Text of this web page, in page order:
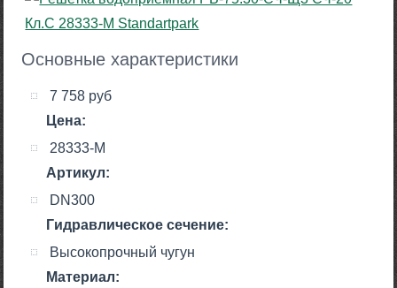
Основные характеристики
Цена:
7 758 руб
Артикул:
28333-М
Гидравлическое сечение:
DN300
Материал:
Высокопрочный чугун